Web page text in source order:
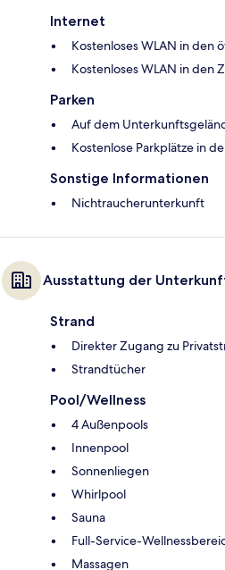
Internet
Kostenloses WLAN in den
Kostenloses WLAN in den
Parken
Auf dem
Kostenlose Parkplätze in
Sonstige Informationen
Nichtraucherunterkunft
Ausstattung der
Strand
Direkter Zugang zu
Strandtücher
Pool/Wellness
4 Außenpools
Innenpool
Sonnenliegen
Whirlpool
Sauna
Full-Service-
Massagen